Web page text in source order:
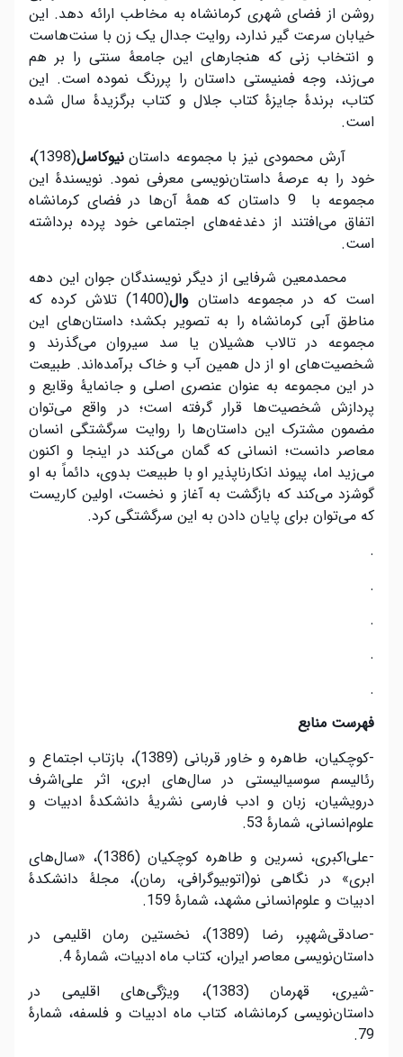
روشن از فضای شهری کرمانشاه به مخاطب ارائه دهد. این
خیابان سرعت گیر ندارد، روایت جدال یک زن با سنت‌هاست
و انتخاب زنی که هنجارهای این جامعۀ سنتی را بر هم
می‌زند، وجه فمنیستی داستان را پررنگ نموده است. این
کتاب، برندۀ جایزۀ کتاب جلال و کتاب برگزیدۀ سال شده
است.
آرش محمودی نیز با مجموعه داستان نیوکاسل(1398)
،
خود را به عرصۀ داستان‌نویسی معرفی نمود. نویسندۀ این
مجموعه با 9 داستان که همۀ آن‌ها در فضای کرمانشاه
اتفاق می‌افتند از دغدغه‌های اجتماعی خود پرده برداشته
است.
محمدمعین شرفایی از دیگر نویسندگان جوان این دهه
است که در مجموعه داستانوال
(1400) تلاش کرده که
مناطق آبی کرمانشاه را به تصویر بکشد؛ داستان‌های این
مجموعه در تالاب هشیلان یا سد سیروان می‌گذرند و
شخصیت‌های او از دل همین آب و خاک برآمده‌اند. طبیعت
در این مجموعه به عنوان عنصری اصلی و جانمایۀ وقایع و
پردازش شخصیت‌ها قرار گرفته است؛ در واقع می‌توان
مضمون مشترک این داستان‌ها را روایت سرگشتگی انسان
معاصر دانست؛ انسانی که گمان می‌کند در اینجا و اکنون
می‌زید اما، پیوند انکار‌ناپذیر او با طبیعت بدوی، دائماً به او
گوشزد می‌کند که بازگشت به آغاز و نخست، اولین کاریست
که می‌توان برای پایان دادن به این سرگشتگی کرد.
.
.
.
.
.
فهرست منابع
-کوچکیان، طاهره و خاور قربانی (1389)، بازتاب اجتماع و
رئالیسم سوسیالیستی در سال‌های ابری، اثر علی‌اشرف
درویشیان، زبان و ادب فارسی نشریۀ دانشکدۀ ادبیات و
علوم‌انسانی، شمارۀ 53.
-علی‌اکبری، نسرین و طاهره کوچکیان (1386)، «سال‌های
ابری» در نگاهی نو(اتوبیوگرافی، رمان)، مجلۀ دانشکدۀ
ادبیات و علوم‌انسانی مشهد، شمارۀ 159.
-صادقی‌شهپر، رضا (1389)، نخستین رمان اقلیمی در
داستان‌نویسی معاصر ایران، کتاب ماه ادبیات، شمارۀ 4.
-شیری، قهرمان (1383)، ویژگی‌های اقلیمی در
داستان‌نویسی کرمانشاه، کتاب ماه ادبیات و فلسفه، شمارۀ
79.